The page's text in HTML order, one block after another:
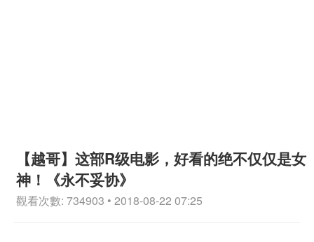
【越哥】这部R级电影，好看的绝不仅仅是女
神！《永不妥协》
觀看次數: 734903 • 2018-08-22 07:25